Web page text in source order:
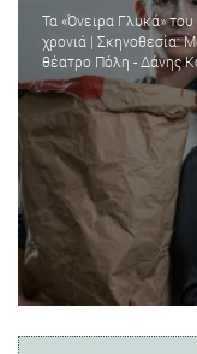
Τα «Όνειρα Γλυκά»
χρονιά | Σκηνοθεσία:
θέατρο Πόλη - Δάνης